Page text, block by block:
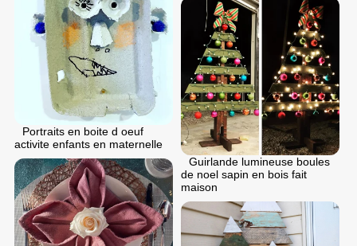
Portraits en boite d oeuf
activite enfants en maternelle
Guirlande lumineuse boules
de noel sapin en bois fait
maison